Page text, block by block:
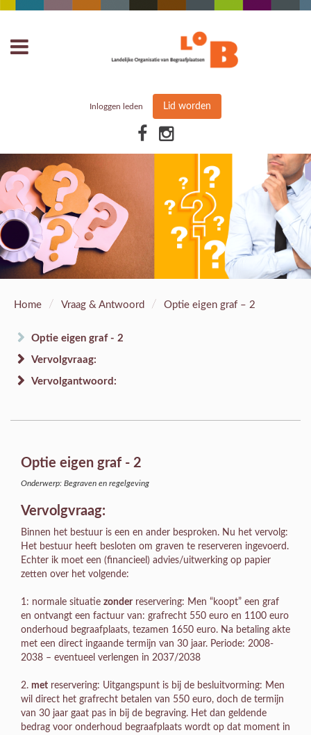
Inloggen leden Lid worden
Home / Vraag & Antwoord / Optie eigen graf – 2
Optie eigen graf - 2
Vervolgvraag:
Vervolgantwoord:
Optie eigen graf - 2
Onderwerp: Begraven en regelgeving
Vervolgvraag:
Binnen het bestuur is een en ander besproken. Nu het vervolg:
Het bestuur heeft besloten om graven te reserveren ingevoerd.
Echter ik moet een (financieel) advies/uitwerking op papier
zetten over het volgende:
1: normale situatie zonder reservering: Men “koopt” een graf
en ontvangt een factuur van: grafrecht 550 euro en 1100 euro
onderhoud begraafplaats, tezamen 1650 euro. Na betaling akte
met een direct ingaande termijn van 30 jaar. Periode: 2008-
2038 – eventueel verlengen in 2037/2038
2. met reservering: Uitgangspunt is bij de besluitvorming: Men
wil direct het grafrecht betalen van 550 euro, doch de termijn
van 30 jaar gaat pas in bij de begraving. Het dan geldende
bedrag voor onderhoud begraafplaats wordt op dat moment in